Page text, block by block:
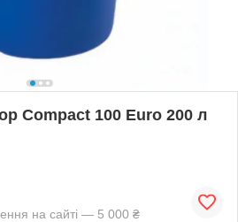
Compact 100 Euro 200 л
на сайті — 5 000 ₴